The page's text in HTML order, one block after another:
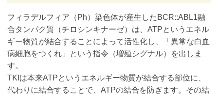
フィラデルフィア（Ph）染色体が産生したBCR::ABL1融
合タンパク質（チロシンキナーゼ）は、ATPというエネル
ギー物質が結合することによって活性化し、「異常な白血
病細胞をつくれ」という指令（増殖シグナル）を出しま
す。
TKIは本来ATPというエネルギー物質が結合する部位に、
代わりに結合することで、ATPの結合を防ぎます。その結